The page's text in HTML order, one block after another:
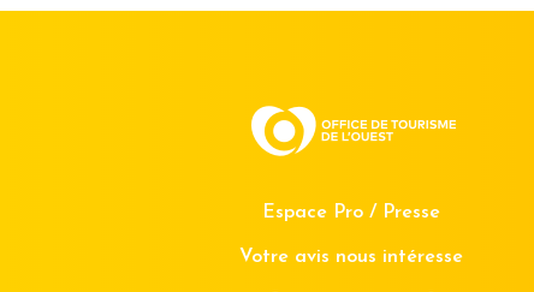
Espace Pro / Presse
Votre avis nous intéresse